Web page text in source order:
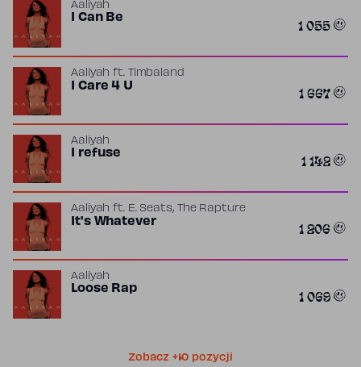
Aaliyah
I Can Be 1 055
Aaliyah ft. Timbaland
I Care 4 U 1 667
Aaliyah
I refuse 1 142
Aaliyah ft. E. Seats, The Rapture
It's Whatever 1 206
Aaliyah
Loose Rap 1 069
Zobacz +10 pozycji